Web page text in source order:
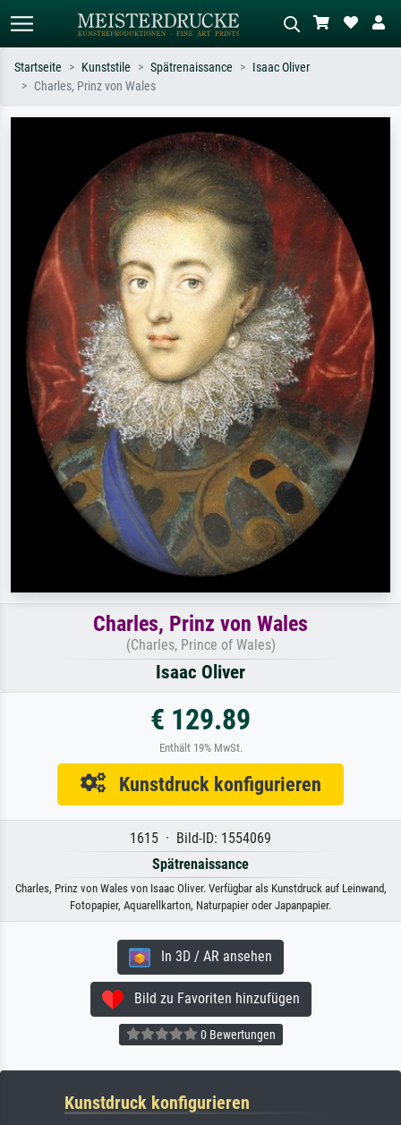
Suchen Sie nach Künstlern, Werktiteln
oder Stilen – z.B. Monet,
Sternennacht, Impressionismus, Welle
Hokusai, Akt.
Beschreiben Sie die Szene – z.B. Grüne
Wiese, Abstrakt mit viel Rot, Dunkles
Ölgemälde, Stehender Akt neben einem
Baum.
Startseite Kunststile Spätrenaissance
Isaac Oliver
Charles, Prinz von Wales
Charles, Prinz von Wales
(Charles, Prince of Wales)
Isaac Oliver
€ 129.89
Enthält 19% MwSt.
Kunstdruck konfigurieren
1615 · Bild-ID: 1554069
Spätrenaissance
Charles, Prinz von Wales von Isaac Oliver. Verfügbar als Kunstdruck auf Leinwand,
Fotopapier, Aquarellkarton, Naturpapier oder Japanpapier.
In 3D / AR ansehen
Bild zu Favoriten hinzufügen
0 Bewertungen
Kunstdruck konfigurieren